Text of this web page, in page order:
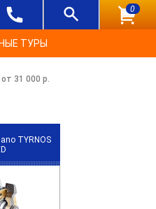
0
ТУРЫ
31 000 р.
TYRNOS